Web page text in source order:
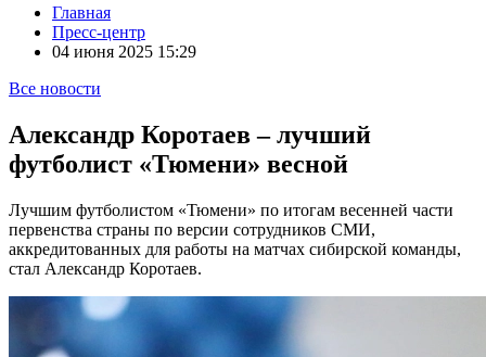
Главная
Пресс-центр
04 июня 2025 15:29
Все новости
Александр Коротаев – лучший
футболист «Тюмени» весной
Лучшим футболистом «Тюмени» по итогам весенней части
первенства страны по версии сотрудников СМИ,
аккредитованных для работы на матчах сибирской команды,
стал Александр Коротаев.